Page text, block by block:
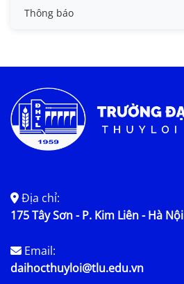
Tin đào tạo
Tin tức chung
Thông báo
Địa chỉ:
175 Tây Sơn - P. Kim Liên - Hà Nội
Email:
daihocthuyloi@tlu.edu.vn